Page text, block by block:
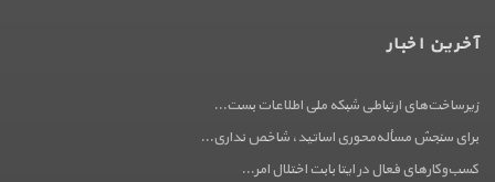
آخرین اخبار
زیرساخت‌های ارتباطی شبکه ملی اطلاعات بست...
برای سنجش مسأله‌محوری اساتید، شاخص نداری...
کسب‌وکارهای فعال در ایتا بابت اختلال امر...